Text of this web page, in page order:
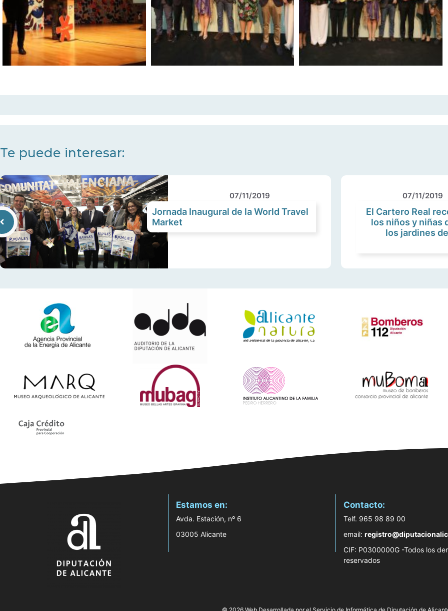
Te puede interesar:
07/11/2019
Jornada Inaugural de la World Travel
Market
07/11/2019
El Cartero Real
los niños y niñas
los jardines
Estamos en:
Avda. Estación, nº 6
03005 Alicante
Contacto:
Telf. 965 98 89 00
email:
CIF: P0300000G -Todos los
reservados